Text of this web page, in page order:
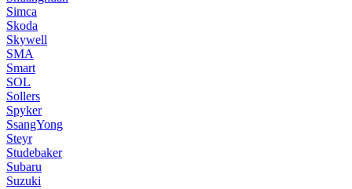
Simca
Skoda
Skywell
SMA
Smart
SOL
Sollers
Spyker
SsangYong
Steyr
Studebaker
Subaru
Suzuki